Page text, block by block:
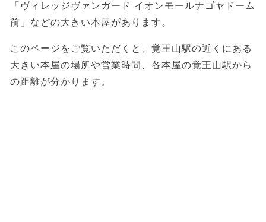
「ヴィレッジヴァンガード イオンモールナゴヤドーム
前」などの大きい本屋があります。
このページをご覧いただくと、覚王山駅の近くにある
大きい本屋の場所や営業時間、各本屋の覚王山駅から
の距離が分かります。